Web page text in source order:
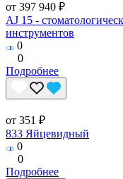
от 397 940 ₽
AJ 15 -
инструментов
0
0
Подробнее
от 351 ₽
833 Яйцевидный
0
0
Подробнее